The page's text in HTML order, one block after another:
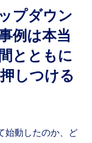
プダウン
例は本当
とともに
しつける
始動したのか、ど